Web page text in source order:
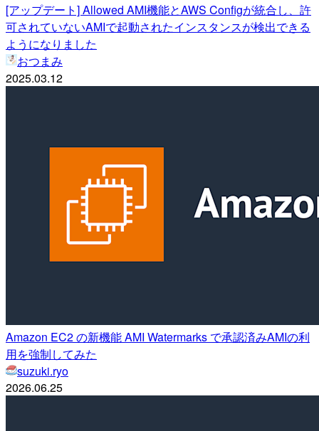
[アップデート] Allowed AMI機能とAWS Configが統合し、許
可されていないAMIで起動されたインスタンスが検出できる
ようになりました
おつまみ
2025.03.12
Amazon EC2 の新機能 AMI Watermarks で承認済みAMIの利
用を強制してみた
suzuki.ryo
2026.06.25